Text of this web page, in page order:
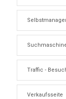
Traffic -
Verkaufsseite